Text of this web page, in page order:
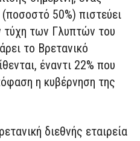
50%) πιστεύει
τύχη των Γλυπτών του
το Βρετανικό
έναντι 22% που
η κυβέρνηση της
διεθνής εταιρεία